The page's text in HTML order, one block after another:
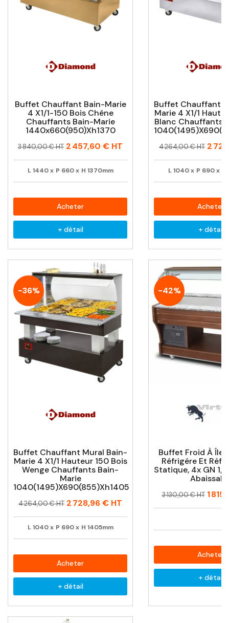
Buffet Chauffant Bain-Marie
4 X1/1-150 Bois Chêne
Chauffants Bain-Marie
1440x660(950)xh1370
Prix
Prix
3 840,00 € HT 2 457,60 € HT
L 1440 x P 660 x H 1370mm
Acheter
+ détail
Buffet Chauffant
Marie 4 X1/1
Blanc Chauffants
Prix
Prix
4 264,00 € HT 2
L 1040 x P 690 x
Acheter
+ détail
-36%
Buffet Chauffant Mural Bain-
Marie 4 X1/1 Hauteur 150 Bois
Wenge Chauffants Bain-
Marie
1040(1495)x690(855)xh1405
Prix
Prix
4 264,00 € HT 2 728,96 € HT
L 1040 x P 690 x H 1405mm
Acheter
+ détail
-42%
Buffet Froid À Île
Réfrigére Et
Statique, 4x GN 1/
Prix
Prix
3 130,00 € HT 1
Acheter
+ détail